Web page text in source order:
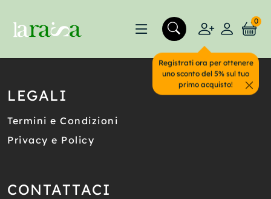
Registrati ora per ottenere
uno sconto del 5% sul tuo
primo acquisto!
0
LEGALI
Termini e Condizioni
Privacy e Policy
CONTATTACI